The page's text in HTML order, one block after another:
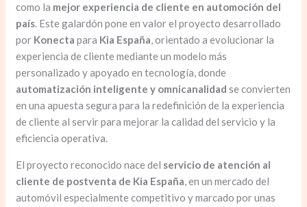
como la mejor experiencia de cliente en automoción del
país. Este galardón pone en valor el proyecto desarrollado
por Konecta para Kia España, orientado a evolucionar la
experiencia de cliente mediante un modelo más
personalizado y apoyado en tecnología, donde
automatización inteligente y omnicanalidad se convierten
en una apuesta segura para la redefinición de la experiencia
de cliente al servir para mejorar la calidad del servicio y la
eficiencia operativa.
El proyecto reconocido nace del servicio de atención al
cliente de postventa de Kia España, en un mercado del
automóvil especialmente competitivo y marcado por unas